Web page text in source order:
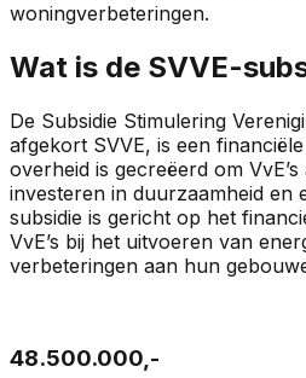
woningverbeteringen.
Wat is de SVVE-
De Subsidie Stimulering
afgekort SVVE, is een
overheid is gecreëerd om
investeren in duurzaamheid en
subsidie is gericht op het
VvE’s bij het uitvoeren van
verbeteringen aan hun
48.500.000,-